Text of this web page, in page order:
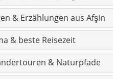
& Erzählungen aus Afşin
& beste Reisezeit
& Naturpfade